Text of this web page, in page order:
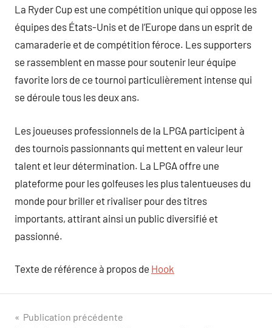
La Ryder Cup est une compétition unique qui oppose les
équipes des États-Unis et de l’Europe dans un esprit de
camaraderie et de compétition féroce. Les supporters
se rassemblent en masse pour soutenir leur équipe
favorite lors de ce tournoi particulièrement intense qui
se déroule tous les deux ans.
Les joueuses professionnels de la LPGA participent à
des tournois passionnants qui mettent en valeur leur
talent et leur détermination. La LPGA offre une
plateforme pour les golfeuses les plus talentueuses du
monde pour briller et rivaliser pour des titres
importants, attirant ainsi un public diversifié et
passionné.
Texte de référence à propos de Hook
Navigation
Publication précédente